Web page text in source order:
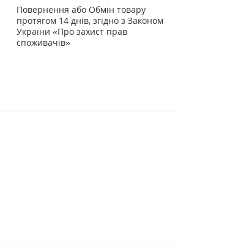
Повернення або Обмін товару
протягом 14 днів, згідно з Законом
України «Про захист прав
споживачів»